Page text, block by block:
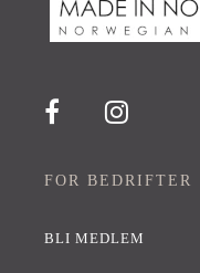
FOR BEDRIFTER
BLI MEDLEM